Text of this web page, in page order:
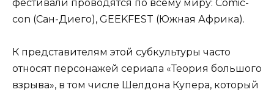
фестивали проводятся по всему миру: Comic-
con (Сан-Диего), GEEKFEST (Южная Африка).
К представителям этой субкультуры часто
относят персонажей сериала «Теория большого
взрыва», в том числе Шелдона Купера, который